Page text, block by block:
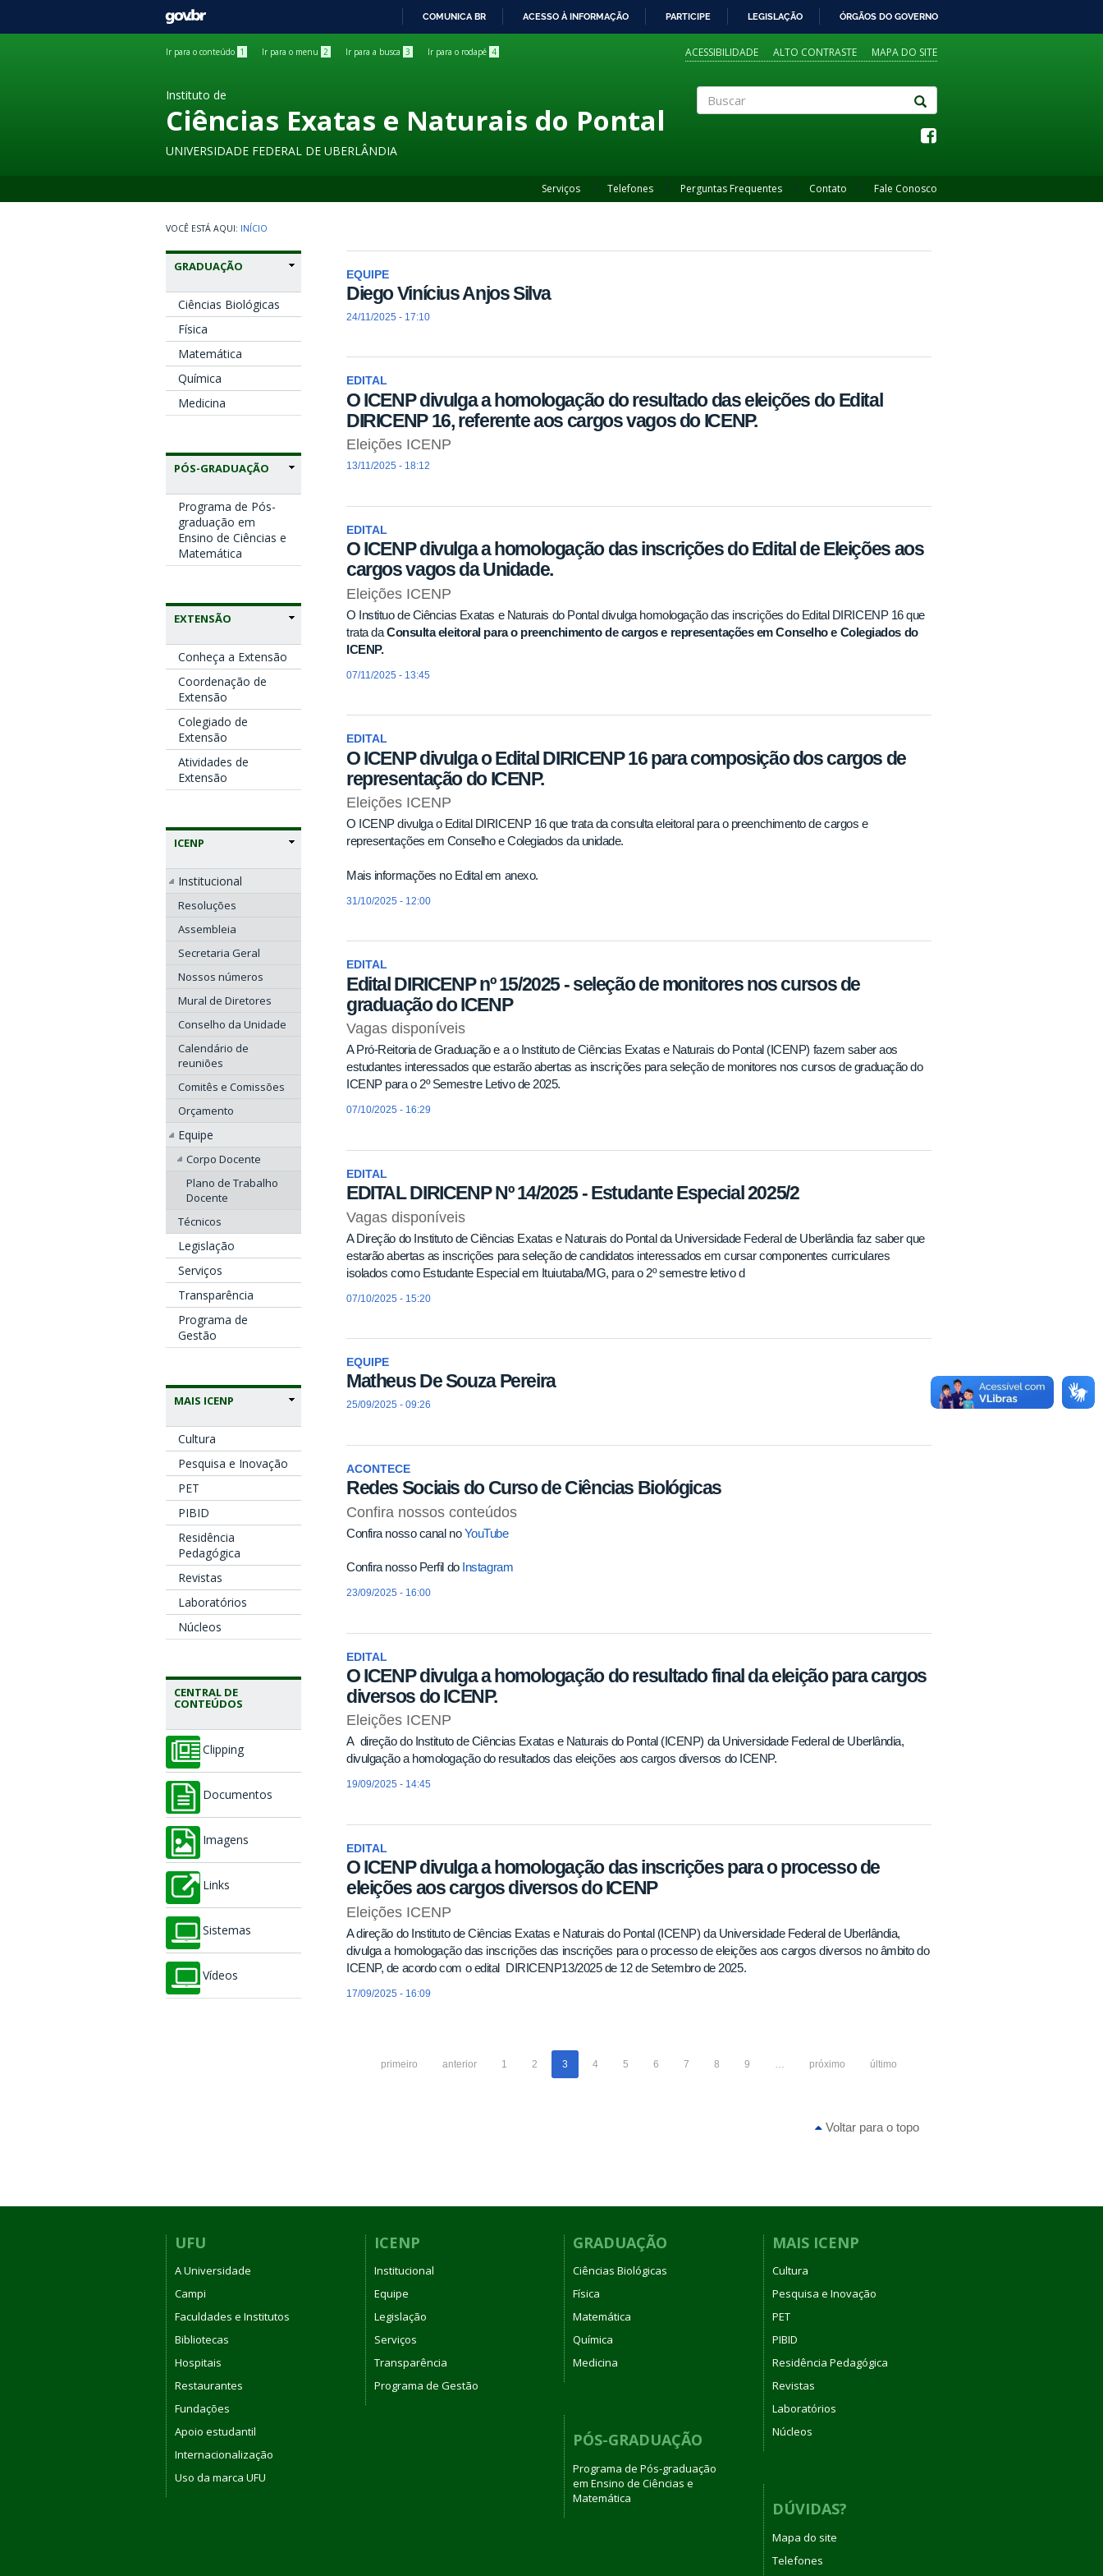
GOVBR
COMUNICA BR ACESSO À INFORMAÇÃO PARTICIPE LEGISLAÇÃO ÓRGÃOS DO GOVERNO
Ir para o conteúdo 1 Ir para o menu 2 Ir para a busca 3 Ir para o rodapé 4 ACESSIBILIDADE ALTO CONTRASTE MAPA DO SITE
Instituto de
Ciências Exatas e Naturais do Pontal
UNIVERSIDADE FEDERAL DE UBERLÂNDIA
Serviços Telefones Perguntas Frequentes Contato Fale Conosco
INÍCIO
GRADUAÇÃO
Ciências Biológicas
Física
Matemática
Química
Medicina
PÓS-GRADUAÇÃO
Programa de Pós-
graduação em
Ensino de Ciências e
Matemática
EXTENSÃO
Conheça a Extensão
Coordenação de
Extensão
Colegiado de
Extensão
Atividades de
Extensão
ICENP
Institucional
Resoluções
Assembleia
Secretaria Geral
Nossos números
Mural de Diretores
Conselho da Unidade
Calendário de
reuniões
Comitês e Comissões
Orçamento
Equipe
Corpo Docente
Plano de Trabalho
Docente
Técnicos
Legislação
Serviços
Transparência
Programa de
Gestão
MAIS ICENP
Cultura
Pesquisa e Inovação
PET
PIBID
Residência
Pedagógica
Revistas
Laboratórios
Núcleos
CENTRAL DE
CONTEÚDOS
Clipping
Documentos
Imagens
Links
Sistemas
Vídeos
EQUIPE
Diego Vinícius Anjos Silva
24/11/2025 - 17:10
EDITAL
O ICENP divulga a homologação do resultado das eleições do Edital
DIRICENP 16, referente aos cargos vagos do ICENP.
Eleições ICENP
13/11/2025 - 18:12
EDITAL
O ICENP divulga a homologação das inscrições do Edital de Eleições aos
cargos vagos da Unidade.
Eleições ICENP
O Instituo de Ciências Exatas e Naturais do Pontal divulga homologação das inscrições do Edital DIRICENP 16 que
trata daConsulta eleitoral para o preenchimento de cargos e representações em Conselho e Colegiados do
ICENP.
07/11/2025 - 13:45
EDITAL
O ICENP divulga o Edital DIRICENP 16 para composição dos cargos de
representação do ICENP.
Eleições ICENP
O ICENP divulga o Edital DIRICENP 16 que trata da consulta eleitoral para o preenchimento de cargos e
representações em Conselho e Colegiados da unidade.
Mais informações no Edital em anexo.
31/10/2025 - 12:00
EDITAL
Edital DIRICENP nº 15/2025 - seleção de monitores nos cursos de
graduação do ICENP
Vagas disponíveis
A Pró-Reitoria de Graduação e a o Instituto de Ciências Exatas e Naturais do Pontal (ICENP) fazem saber aos
estudantes interessados que estarão abertas as inscrições para seleção de monitores nos cursos de graduação do
ICENP para o 2º Semestre Letivo de 2025.
07/10/2025 - 16:29
EDITAL
EDITAL DIRICENP Nº 14/2025 - Estudante Especial 2025/2
Vagas disponíveis
A Direção do Instituto de Ciências Exatas e Naturais do Pontal da Universidade Federal de Uberlândia faz saber que
estarão abertas as inscrições para seleção de candidatos interessados em cursar componentes curriculares
isolados como Estudante Especial em Ituiutaba/MG, para o 2º semestre letivo d
07/10/2025 - 15:20
EQUIPE
Matheus De Souza Pereira
25/09/2025 - 09:26
ACONTECE
Redes Sociais do Curso de Ciências Biológicas
Confira nossos conteúdos
Confira nosso canal noYouTube
Confira nosso Perfil do Instagram
23/09/2025 - 16:00
EDITAL
O ICENP divulga a homologação do resultado final da eleição para cargos
diversos do ICENP.
Eleições ICENP
A direção do Instituto de Ciências Exatas e Naturais do Pontal (ICENP) da Universidade Federal de Uberlândia,
divulgação a homologação do resultados das eleições aos cargos diversos do ICENP.
19/09/2025 - 14:45
EDITAL
O ICENP divulga a homologação das inscrições para o processo de
eleições aos cargos diversos do ICENP
Eleições ICENP
A direção do Instituto de Ciências Exatas e Naturais do Pontal (ICENP) da Universidade Federal de Uberlândia,
divulga a homologação das inscrições das inscrições para o processo de eleições aos cargos diversos no âmbito do
ICENP, de acordo com o edital DIRICENP13/2025 de 12 de Setembro de 2025.
17/09/2025 - 16:09
primeiro anterior 1 2 3 4 5 6 7 8 9 … próximo último
Voltar para o topo
UFU
A Universidade
Campi
Faculdades e Institutos
Bibliotecas
Hospitais
Restaurantes
Fundações
Apoio estudantil
Internacionalização
Uso da marca UFU
ICENP
Institucional
Equipe
Legislação
Serviços
Transparência
Programa de Gestão
GRADUAÇÃO
Ciências Biológicas
Física
Matemática
Química
Medicina
PÓS-GRADUAÇÃO
Programa de Pós-graduação
em Ensino de Ciências e
Matemática
MAIS ICENP
Cultura
Pesquisa e Inovação
PET
PIBID
Residência Pedagógica
Revistas
Laboratórios
Núcleos
DÚVIDAS?
Mapa do site
Telefones